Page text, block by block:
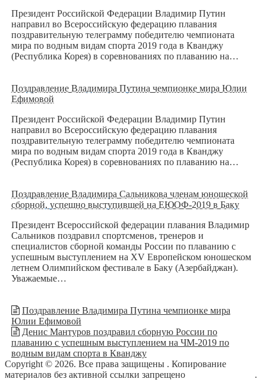
Президент Российской Федерации Владимир Путин
направил во Всероссийскую федерацию плавания
поздравительную телеграмму победителю чемпионата
мира по водным видам спорта 2019 года в Кванджу
(Республика Корея) в соревнованиях по плаванию на…
Поздравление Владимира Путина чемпионке мира Юлии
Ефимовой
Президент Российской Федерации Владимир Путин
направил во Всероссийскую федерацию плавания
поздравительную телеграмму победителю чемпионата
мира по водным видам спорта 2019 года в Кванджу
(Республика Корея) в соревнованиях по плаванию на…
Поздравление Владимира Сальникова членам юношеской
сборной, успешно выступившей на ЕЮОФ-2019 в Баку
Президент Всероссийской федерации плавания Владимир
Сальников поздравил спортсменов, тренеров и
специалистов сборной команды России по плаванию с
успешным выступлением на XV Европейском юношеском
летнем Олимпийском фестивале в Баку (Азербайджан).
Уважаемые…
Поздравление Владимира Путина чемпионке мира
Юлии Ефимовой
Денис Мантуров поздравил сборную России по
плаванию с успешным выступлением на ЧМ-2019 по
водным видам спорта в Кванджу
Copyright © 2026. Все права защищены . Копирование
материалов без активной ссылки запрещено
.